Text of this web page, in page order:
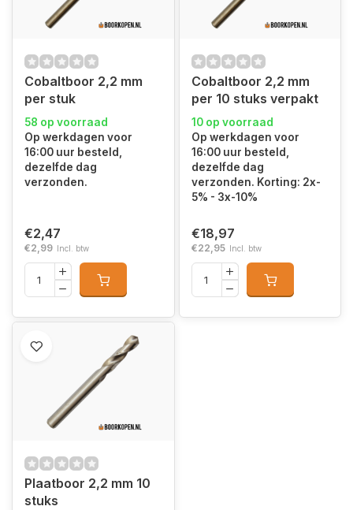
Cobaltboor 2,2 mm
per stuk
58 op voorraad
Op werkdagen voor
16:00 uur besteld,
dezelfde dag
verzonden.
€2,47
€2,99 Incl. btw
Cobaltboor 2,2 mm
per 10 stuks verpakt
10 op voorraad
Op werkdagen voor
16:00 uur besteld,
dezelfde dag
verzonden. Korting: 2x-
5% - 3x-10%
€18,97
€22,95 Incl. btw
Plaatboor 2,2 mm 10
stuks